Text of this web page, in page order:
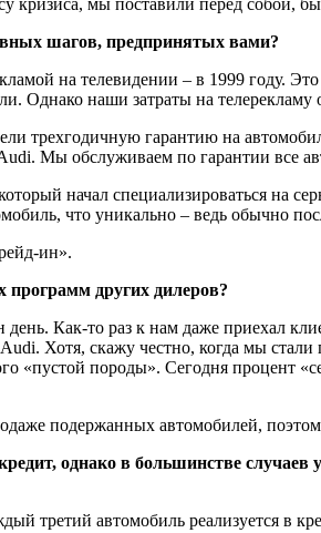
шагов, предпринятых вами?
на телевидении – в 1999 году.
Однако наши затраты на телерекламу
трехгодичную гарантию на
Мы обслуживаем по гарантии все
начал специализироваться на
что уникально – ведь обычно
ин».
программ других дилеров?
Как-то раз к нам даже приехал
Хотя, скажу честно, когда мы
«пустой породы». Сегодня процент
подержанных автомобилей,
однако в большинстве
третий автомобиль реализуется в